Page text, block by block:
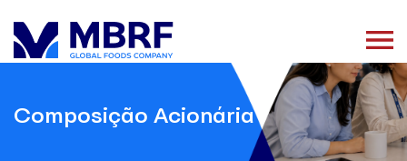
Composição Acionária